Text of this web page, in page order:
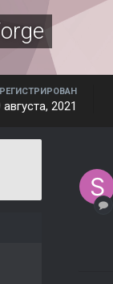
августа, 2021